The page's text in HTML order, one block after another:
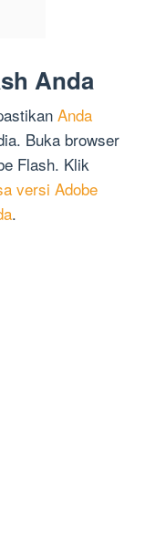
Anda
Anda
Buka browser
Flash. Klik
versi Adobe
.